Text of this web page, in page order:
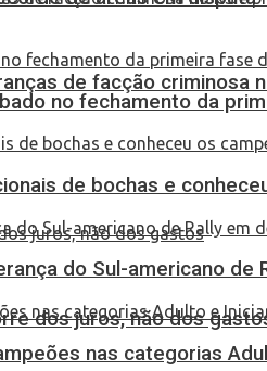
de facção criminosa
dos juros, não dos
no fechamento da
de bochas e
do Sul-americano de
nas categorias